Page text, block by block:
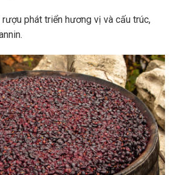
phát triển hương vị và cấu trúc,